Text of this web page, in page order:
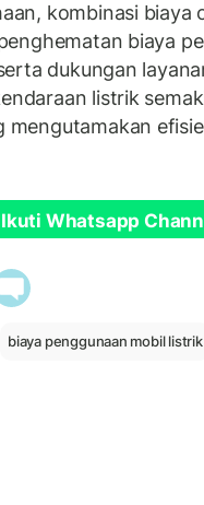
kombinasi biaya
biaya
dukungan
listrik
mengutamakan
Ikuti Whatsapp
biaya penggunaan mobil listrik